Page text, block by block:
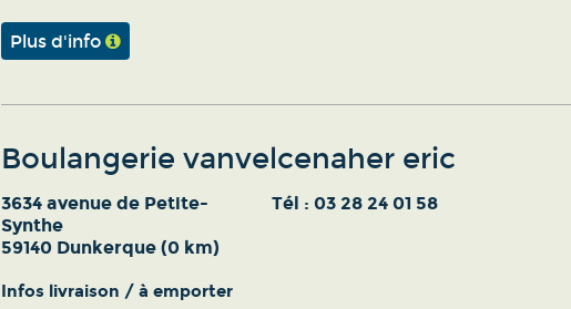
Plus d'info
Boulangerie vanvelcenaher eric
3634 avenue de Petite-
Synthe
59140 Dunkerque (0 km)
Tél : 03 28 24 01 58
Infos livraison / à emporter